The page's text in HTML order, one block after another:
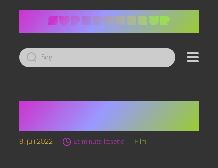
Led
efter:
8. juli 2022 Et minuts læsetid Film